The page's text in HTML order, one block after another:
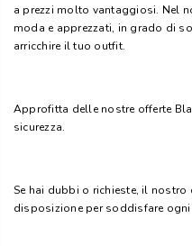
a prezzi molto vantaggiosi. Nel
moda e apprezzati, in grado di
arricchire il tuo outfit.
Approfitta delle nostre offerte
sicurezza.
Se hai dubbi o richieste, il nostro
disposizione per soddisfare ogni